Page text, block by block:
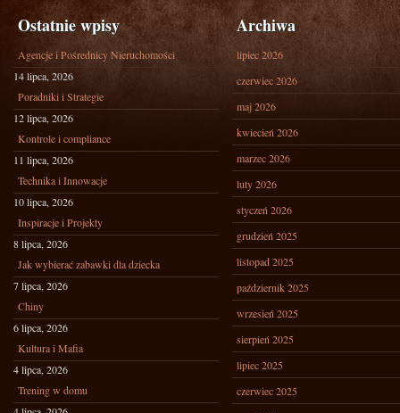
Ostatnie wpisy
Agencje i Pośrednicy Nieruchomości
14 lipca, 2026
Poradniki i Strategie
12 lipca, 2026
Kontrole i compliance
11 lipca, 2026
Technika i Innowacje
10 lipca, 2026
Inspiracje i Projekty
8 lipca, 2026
Jak wybierać zabawki dla dziecka
7 lipca, 2026
Chiny
6 lipca, 2026
Kultura i Mafia
4 lipca, 2026
Trening w domu
Archiwa
lipiec 2026
czerwiec 2026
maj 2026
kwiecień 2026
marzec 2026
luty 2026
styczeń 2026
grudzień 2025
listopad 2025
październik 2025
wrzesień 2025
sierpień 2025
lipiec 2025
czerwiec 2025